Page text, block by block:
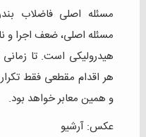
مسئله اصلی فاضلاب
مسئله اصلی، ضعف اجرا و
هیدرولیکی است. تا
هر اقدام مقطعی فقط
و همین معابر خواهد بود.
عکس: آرشیو